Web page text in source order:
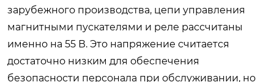
зарубежного производства, цепи управления
магнитными пускателями и реле рассчитаны
именно на 55 В. Это напряжение считается
достаточно низким для обеспечения
безопасности персонала при обслуживании, но